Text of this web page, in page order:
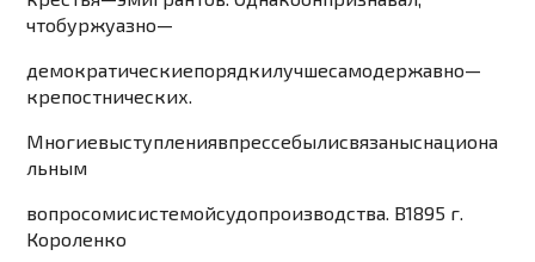
чтобуржуазно—
демократическиепорядкилучшесамодержавно—
крепостнических.
Многиевыступлениявпрессебылисвязаныснациона
льным
вопросомисистемойсудопроизводства. В1895 г.
Короленко